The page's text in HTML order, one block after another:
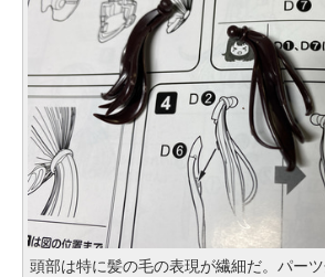
頭部は特に髪の毛の表現が繊細だ。パー